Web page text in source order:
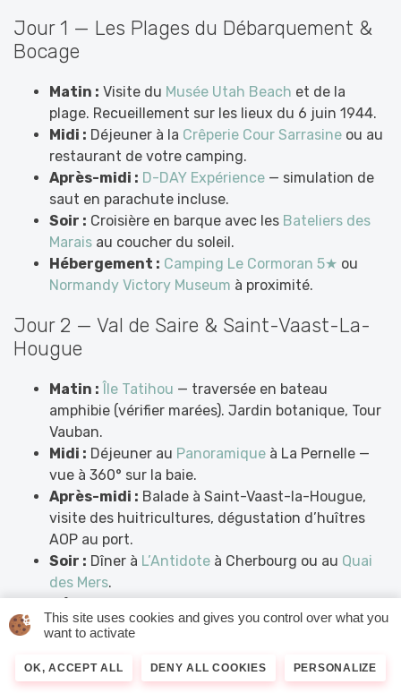
Jour 1 — Les Plages du Débarquement &
Bocage
Matin : Visite du Musée Utah Beach et de la
plage. Recueillement sur les lieux du 6 juin 1944.
Midi : Déjeuner à la Crêperie Cour Sarrasine ou au
restaurant de votre camping.
Après-midi : D-DAY Expérience — simulation de
saut en parachute incluse.
Soir : Croisière en barque avec les Bateliers des
Marais au coucher du soleil.
Hébergement : Camping Le Cormoran 5★ ou
Normandy Victory Museum à proximité.
Jour 2 — Val de Saire & Saint-Vaast-La-
Hougue
Matin : Île Tatihou — traversée en bateau
amphibie (vérifier marées). Jardin botanique, Tour
Vauban.
Midi : Déjeuner au Panoramique à La Pernelle —
vue à 360° sur la baie.
Après-midi : Balade à Saint-Vaast-la-Hougue,
visite des huitricultures, dégustation d’huîtres
AOP au port.
Soir : Dîner à L’Antidote à Cherbourg ou au Quai
des Mers.
Hébergement : Les Fuchsiasà Saint-Vaast ou
hôtel à Cherbourg.
Jour 3 — La Hague & Côte Ouest
This site uses cookies and gives you control over what you
want to activate
OK, ACCEPT ALL DENY ALL COOKIES PERSONALIZE